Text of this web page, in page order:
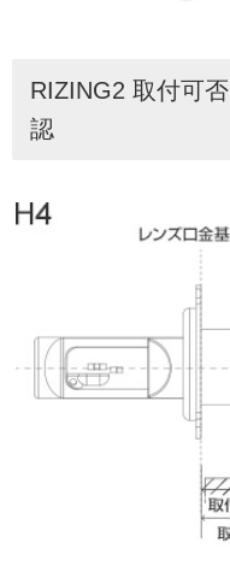
RIZING2 取付可否
認